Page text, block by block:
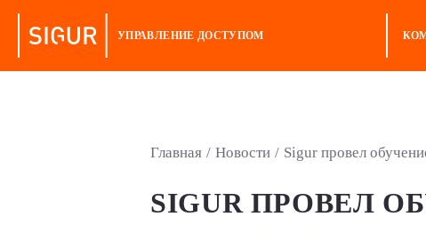
УПРАВЛЕНИЕ ДОСТУПОМ
Главная / Новости / Sigur провел
SIGUR ПРОВЕЛ